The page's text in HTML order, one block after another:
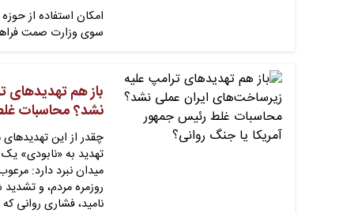
سوی وزارت صمت
باز هم تهدیدهای
نشد؟ محاسبات
چقدر از این
تهدید به «نابودی» یک
میدان نبرد دارد:
روزمره مردم، و
نامید، فشاری روانی